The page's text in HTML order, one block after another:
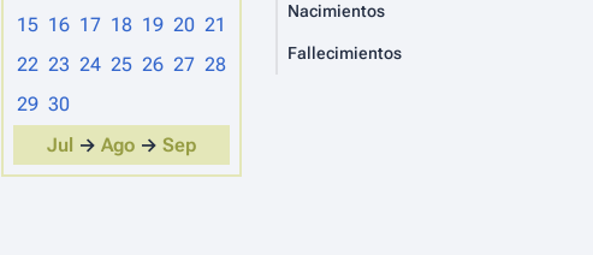
15 16 17 18 19 20 21
22 23 24 25 26 27 28
29 30
Jul → Ago → Sep
Nacimientos
Fallecimientos